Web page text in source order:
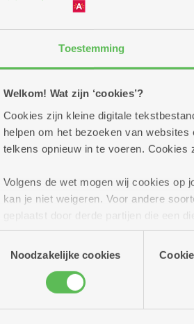
Toestemming
Welkom! Wat zijn ‘cookies’?
Cookies zijn kleine digitale
helpen om het bezoeken van
telkens opnieuw in te voeren. Cookies
Volgens de wet mogen wij cookies op
kan je niet weigeren. Voor andere
geplaatst door derde partijen die een
(geanonimiseerd) gebruik van onze
Noodzakelijke cookies
doen